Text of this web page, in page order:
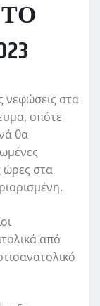
νεφώσεις στα
οπότε
θα
ώρες στα
από